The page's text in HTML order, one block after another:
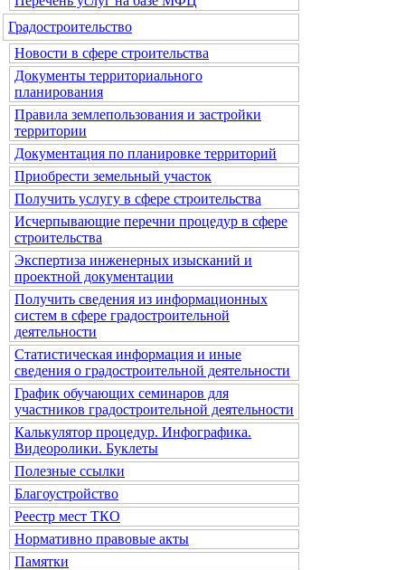
Градостроительство
Новости в сфере строительства
Документы территориального
планирования
Правила землепользования и застройки
территории
Документация по планировке территорий
Приобрести земельный участок
Получить услугу в сфере строительства
Исчерпывающие перечни процедур в сфере
строительства
Экспертиза инженерных изысканий и
проектной документации
Получить сведения из информационных
систем в сфере градостроительной
деятельности
Статистическая информация и иные
сведения о градостроительной деятельности
График обучающих семинаров для
участников градостроительной деятельности
Калькулятор процедур. Инфографика.
Видеоролики. Буклеты
Полезные ссылки
Благоустройство
Реестр мест ТКО
Нормативно правовые акты
Памятки